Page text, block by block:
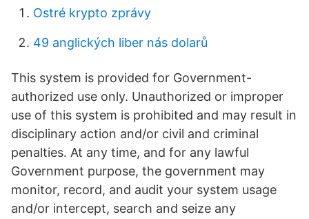
Ostré krypto zprávy
49 anglických liber nás dolarů
This system is provided for Government-
authorized use only. Unauthorized or improper
use of this system is prohibited and may result in
disciplinary action and/or civil and criminal
penalties. At any time, and for any lawful
Government purpose, the government may
monitor, record, and audit your system usage
and/or intercept, search and seize any